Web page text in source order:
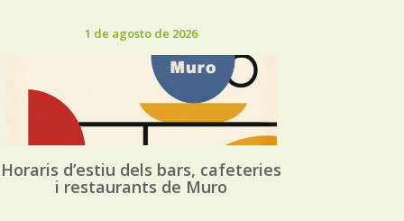
1 de agosto de 2026
Horaris d’estiu dels bars, cafeteries
i restaurants de Muro